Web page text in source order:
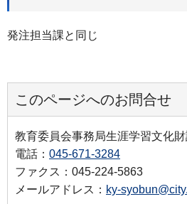
発注担当課と同じ
このページへのお問合せ
教育委員会事務局生涯学習文化財
電話： 045-671-3284
ファクス：045-224-5863
メールアドレス： ky-